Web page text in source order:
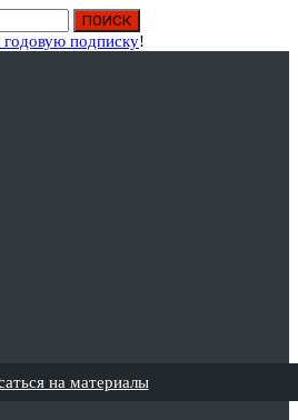
годовую подписку!
на материалы